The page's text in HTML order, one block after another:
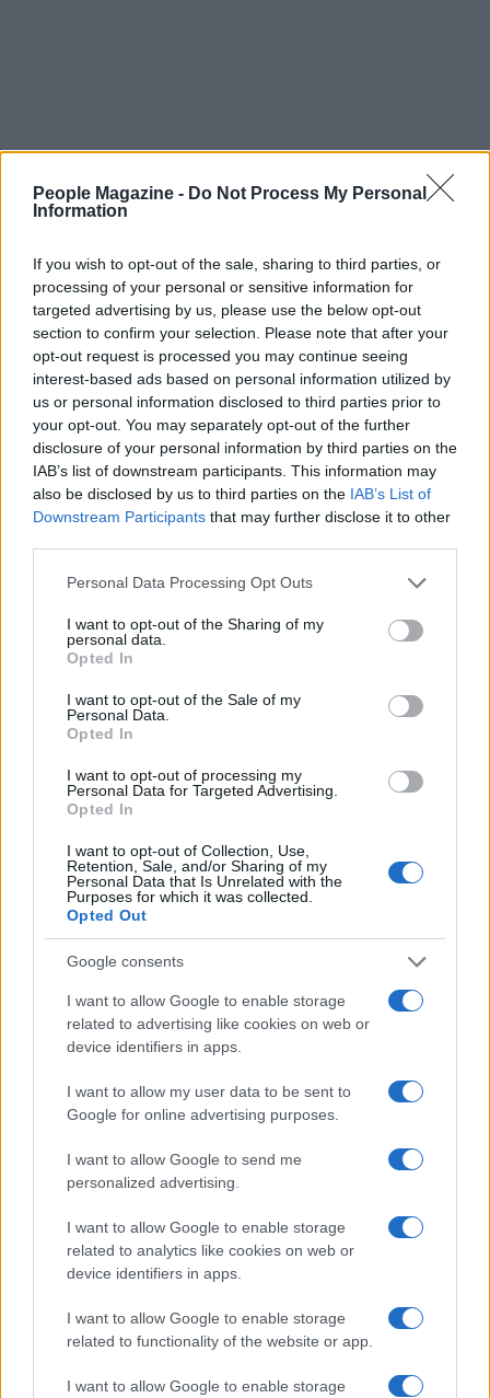
People Magazine - Do Not Process My Personal
Information
If you wish to opt-out of the sale, sharing to third parties, or
processing of your personal or sensitive information for
targeted advertising by us, please use the below opt-out
section to confirm your selection. Please note that after your
opt-out request is processed you may continue seeing
interest-based ads based on personal information utilized by
us or personal information disclosed to third parties prior to
your opt-out. You may separately opt-out of the further
disclosure of your personal information by third parties on the
IAB’s list of downstream participants. This information may
also be disclosed by us to third parties on the IAB’s List of
Downstream Participants that may further disclose it to other
Please note that this website/app uses one or more Google
not limited to your visit or usage behaviour. You may click to
grant or deny consent to Google and its third-party tags to
use your data for below specified purposes in below Google
consent section.
Personal Data Processing Opt Outs
I want to opt-out of the Sharing of my
personal data.
Opted In
I want to opt-out of the Sale of my
Personal Data.
Opted In
I want to opt-out of processing my
Personal Data for Targeted Advertising.
Opted In
I want to opt-out of Collection, Use,
Retention, Sale, and/or Sharing of my
Personal Data that Is Unrelated with the
Purposes for which it was collected.
Opted Out
Google consents
I want to allow Google to enable storage
related to advertising like cookies on web or
device identifiers in apps.
I want to allow my user data to be sent to
Google for online advertising purposes.
I want to allow Google to send me
personalized advertising.
I want to allow Google to enable storage
related to analytics like cookies on web or
device identifiers in apps.
I want to allow Google to enable storage
related to functionality of the website or app.
I want to allow Google to enable storage
AiAdhubMedia
Continua a leggere
PEOPLE NEWS
Tai chi a impatto dolce per rafforzare core e postura